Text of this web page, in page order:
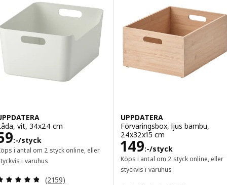
vit, 34x24 cm
:-/styck
59:-/styck
i antal om 2 styck online, eller
i varuhus
Recensera: 4.8 utav 5 stjärnor. Totalt antal
(2159)
UPPDATERA
Förvaringsbox, ljus bambu,
24x32x15 cm
149:-/styck
Pris 149:-/styck
Köps i antal om 2 styck online, eller
styckvis i varuhus